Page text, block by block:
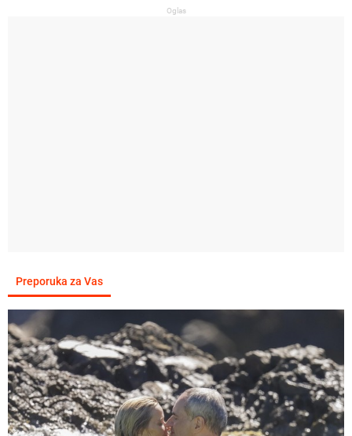
Oglas
Preporuka za Vas